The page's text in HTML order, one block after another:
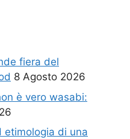
fiera del
8 Agosto 2026
è vero wasabi:
etimologia di una